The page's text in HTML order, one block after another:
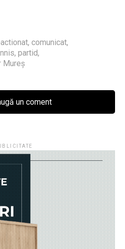
, comunicat,
, partid,
Mureș
un coment